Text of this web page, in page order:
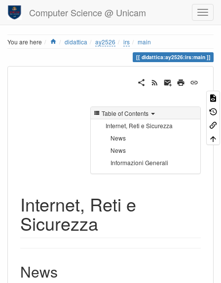
Computer Science @ Unicam
You are here Home
didattica ay2526 irs main
didattica:ay2526:irs:main
Table of Contents
Internet, Reti e Sicurezza
News
News
Informazioni Generali
Internet, Reti e
Sicurezza
News